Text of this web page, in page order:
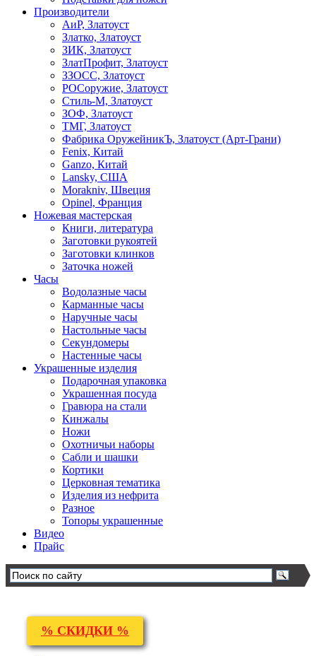
Производители
АиР, Златоуст
Златко, Златоуст
ЗИК, Златоуст
ЗлатПрофит, Златоуст
ЗЗОСС, Златоуст
РОСоружие, Златоуст
Стиль-М, Златоуст
ЗОФ, Златоуст
ТМГ, Златоуст
Фабрика ОружейникЪ, Златоуст (Арт-Грани)
Fenix, Китай
Ganzo, Китай
Lansky, США
Morakniv, Швеция
Opinel, Франция
Ножевая мастерская
Книги, литература
Заготовки рукоятей
Заготовки клинков
Заточка ножей
Часы
Водолазные часы
Карманные часы
Наручные часы
Настольные часы
Секундомеры
Настенные часы
Украшенные изделия
Подарочная упаковка
Украшенная посуда
Гравюра на стали
Кинжалы
Ножи
Охотничьи наборы
Сабли и шашки
Кортики
Церковная тематика
Изделия из нефрита
Разное
Топоры украшенные
Видео
Прайс
% СКИДКИ %